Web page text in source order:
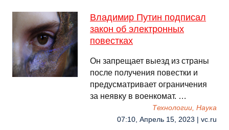
Владимир Путин подписал
закон об электронных
повестках
Он запрещает выезд из страны
после получения повестки и
предусматривает ограничения
за неявку в военкомат. …
Технологии, Наука
07:10, Апрель 15, 2023 | vc.ru